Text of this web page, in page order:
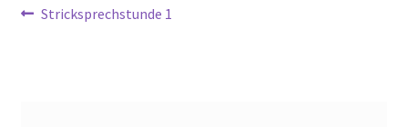
Beitragsnavigation
Vorheriger
Stricksprechstunde 1